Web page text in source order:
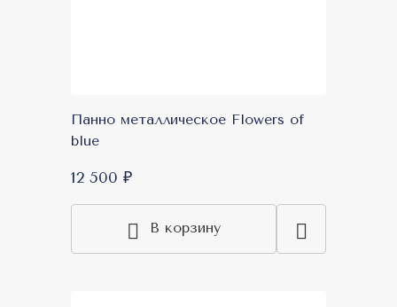
Панно металлическое Flowers of
blue
12 500 ₽
В корзину